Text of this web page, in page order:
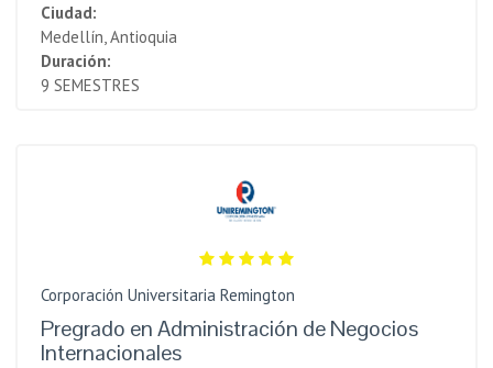
Ciudad:
Medellín, Antioquia
Duración:
9 SEMESTRES
Corporación Universitaria Remington
Pregrado en Administración de Negocios
Internacionales